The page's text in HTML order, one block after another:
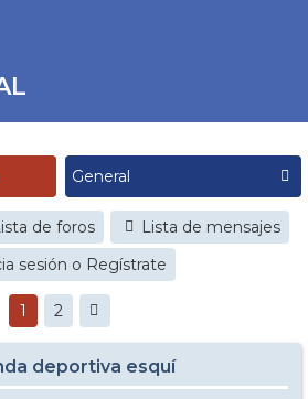
de foros
Lista de mensajes
sesión o Regístrate
1 2
deportiva esquí